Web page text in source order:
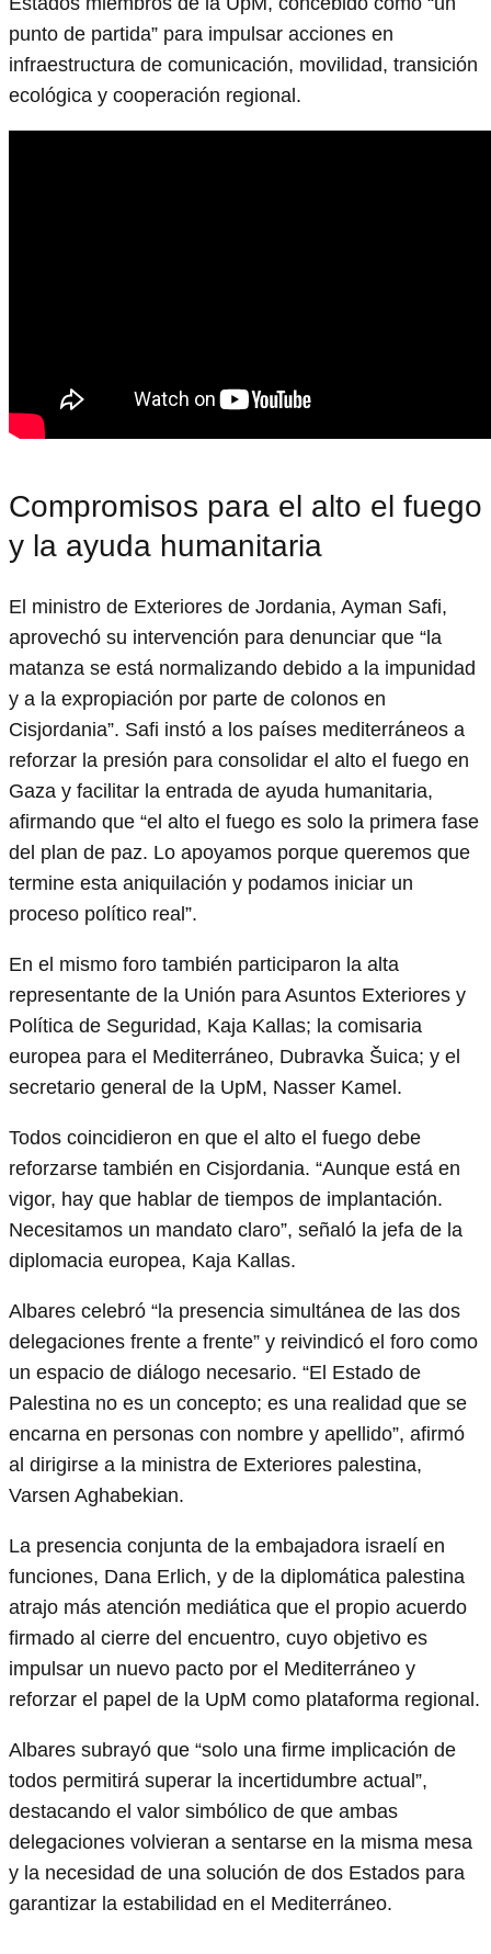
punto de partida” para impulsar acciones en
infraestructura de comunicación, movilidad, transición
ecológica y cooperación regional.
Compromisos para el alto el fuego
y la ayuda humanitaria
El ministro de Exteriores de Jordania, Ayman Safi,
aprovechó su intervención para denunciar que “la
matanza se está normalizando debido a la impunidad
y a la expropiación por parte de colonos en
Cisjordania”. Safi instó a los países mediterráneos a
reforzar la presión para consolidar el alto el fuego en
Gaza y facilitar la entrada de ayuda humanitaria,
afirmando que “el alto el fuego es solo la primera fase
del plan de paz. Lo apoyamos porque queremos que
termine esta aniquilación y podamos iniciar un
proceso político real”.
En el mismo foro también participaron la alta
representante de la Unión para Asuntos Exteriores y
Política de Seguridad, Kaja Kallas; la comisaria
europea para el Mediterráneo, Dubravka Šuica; y el
secretario general de la UpM, Nasser Kamel.
Todos coincidieron en que el alto el fuego debe
reforzarse también en Cisjordania. “Aunque está en
vigor, hay que hablar de tiempos de implantación.
Necesitamos un mandato claro”, señaló la jefa de la
diplomacia europea, Kaja Kallas.
Albares celebró “la presencia simultánea de las dos
delegaciones frente a frente” y reivindicó el foro como
un espacio de diálogo necesario. “El Estado de
Palestina no es un concepto; es una realidad que se
encarna en personas con nombre y apellido”, afirmó
al dirigirse a la ministra de Exteriores palestina,
Varsen Aghabekian.
La presencia conjunta de la embajadora israelí en
funciones, Dana Erlich, y de la diplomática palestina
atrajo más atención mediática que el propio acuerdo
firmado al cierre del encuentro, cuyo objetivo es
impulsar un nuevo pacto por el Mediterráneo y
reforzar el papel de la UpM como plataforma regional.
Albares subrayó que “solo una firme implicación de
todos permitirá superar la incertidumbre actual”,
destacando el valor simbólico de que ambas
delegaciones volvieran a sentarse en la misma mesa
y la necesidad de una solución de dos Estados para
garantizar la estabilidad en el Mediterráneo.